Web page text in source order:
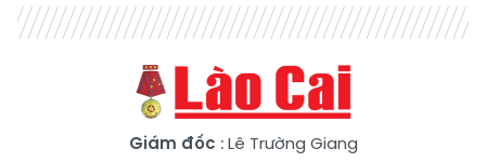
Giám đốc : Lê Trường Giang